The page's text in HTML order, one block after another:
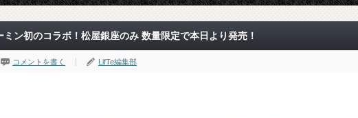
ン初のコラボ！松屋銀座のみ 数量限定で本日より発売！
コメントを書く LifTe編集部